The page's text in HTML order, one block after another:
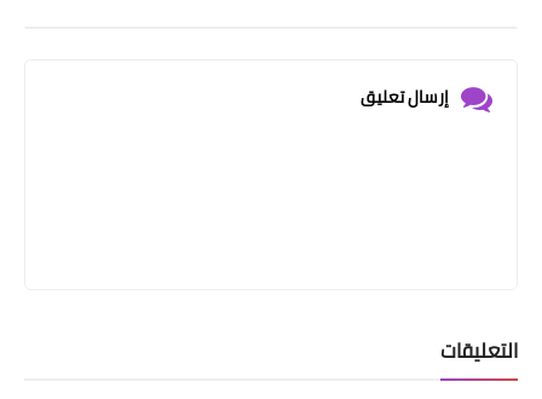
إرسال تعليق
التعليقات